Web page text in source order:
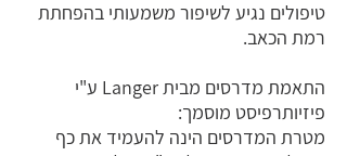
טיפולים נגיע לשיפור משמעותי בהפחתת
רמת הכאב.
התאמת מדרסים מבית Langer ע"י
פיזיותרפיסט מוסמך:
מטרת המדרסים הינה להעמיד את כף